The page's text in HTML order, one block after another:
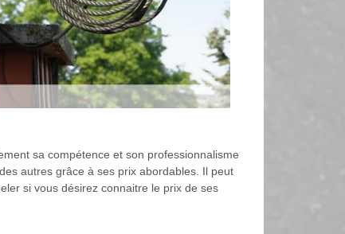
sa compétence et son professionnalisme
autres grâce à ses prix abordables. Il peut
si vous désirez connaitre le prix de ses